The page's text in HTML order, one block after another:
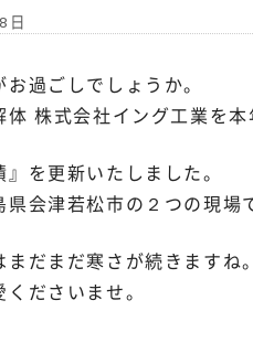
日
過ごしでしょうか。
体 株式会社イング工業を
』を更新いたしました。
県会津若松市の２つの現場
だまだ寒さが続きますね。
ださいませ。